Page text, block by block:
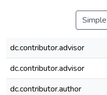
dc.contributor.advisor
dc.contributor.advisor
dc.contributor.author